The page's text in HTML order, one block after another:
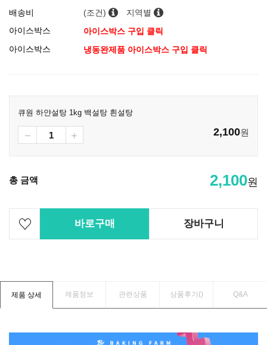
배송비
(조건)
지역별
아이스박스
아이스박스 구입 클릭
아이스박스
냉동완제품 아이스박스 구입 클릭
큐원 하얀설탕 1kg 백설탕 흰설탕
2,100원
총 금액 2,100원
바로구매 장바구니
제품 상세 제품정보 관련상품 상품후기() Q&A